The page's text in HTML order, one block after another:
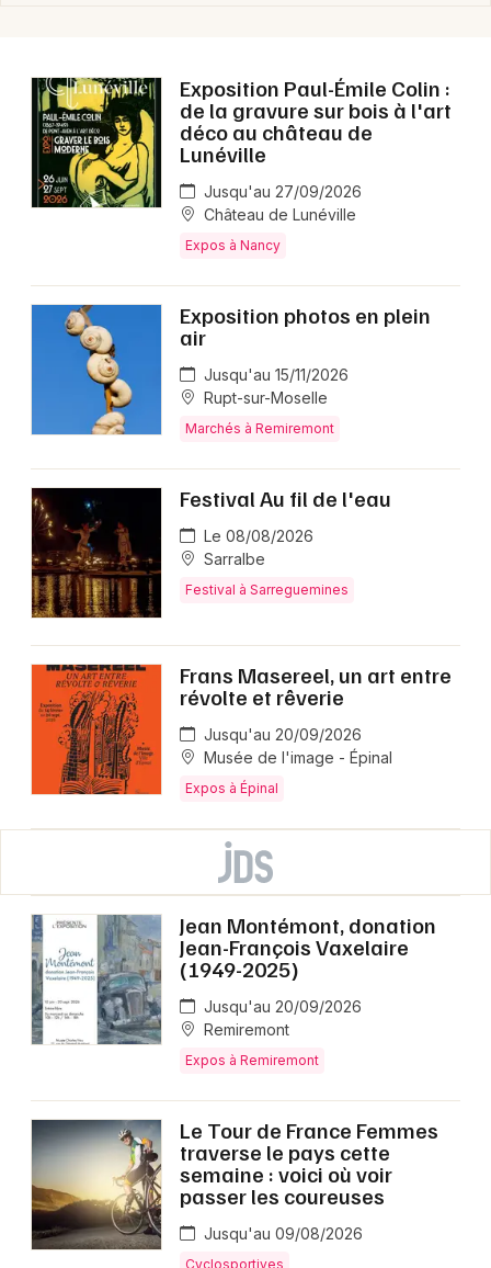
Exposition Paul-Émile Colin :
de la gravure sur bois à l'art
déco au château de
Lunéville
Jusqu'au 27/09/2026
Château de Lunéville
Expos à Nancy
Exposition photos en plein
air
Jusqu'au 15/11/2026
Rupt-sur-Moselle
Marchés à Remiremont
Festival Au fil de l'eau
Le 08/08/2026
Sarralbe
Festival à Sarreguemines
Frans Masereel, un art entre
révolte et rêverie
Jusqu'au 20/09/2026
Musée de l'image - Épinal
Expos à Épinal
Jean Montémont, donation
Jean-François Vaxelaire
(1949-2025)
Jusqu'au 20/09/2026
Remiremont
Expos à Remiremont
Le Tour de France Femmes
traverse le pays cette
semaine : voici où voir
passer les coureuses
Jusqu'au 09/08/2026
Cyclosportives